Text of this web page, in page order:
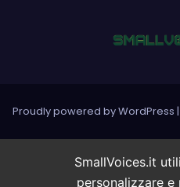
Proudly powered by WordPress |
SmallVoices.it
personalizzare